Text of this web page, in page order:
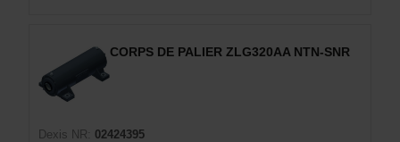
CORPS DE PALIER ZLG320AA NTN-SNR
Dexis NR:
02424395